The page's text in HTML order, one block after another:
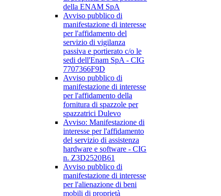
della ENAM SpA
Avviso pubblico di
manifestazione di interesse
per l'affidamento del
servizio di vigilanza
passiva e portierato c/o le
sedi dell'Enam SpA - CIG
7707366F9D
Avviso pubblico di
manifestazione di interesse
per l'affidamento della
fornitura di spazzole per
spazzatrici Dulevo
Avviso: Manifestazione di
interesse per l'affidamento
del servizio di assistenza
hardware e software - CIG
n. Z3D2520B61
Avviso pubblico di
manifestazione di interesse
per l'alienazione di beni
mobili di proprietà